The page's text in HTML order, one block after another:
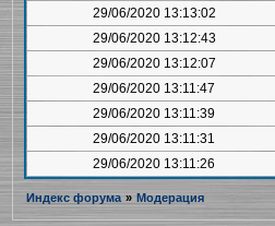
29/06/2020 13:13:02
29/06/2020 13:12:43
29/06/2020 13:12:07
29/06/2020 13:11:47
29/06/2020 13:11:39
29/06/2020 13:11:31
29/06/2020 13:11:26
Индекс форума » Модерация